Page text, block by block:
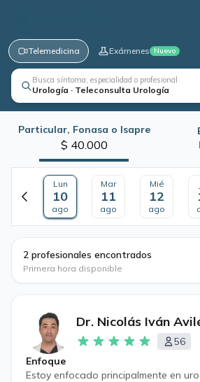
Telemedicina Exámenes Nuevo
Busca síntoma, especialidad o profesional
Urología · Teleconsulta Urología
Particular, Fonasa o Isapre
$ 40.000
Lun
10
ago
Mar
11
ago
Mié
12
ago
2 profesionales encontrados
Primera hora disponible
Dr. Nicolás Iván
56
Enfoque
Estoy enfocado principalmente en